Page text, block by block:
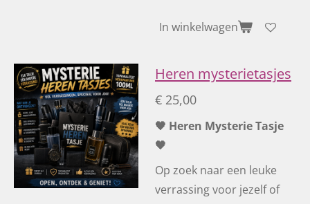
In winkelwagen
Heren mysterietasjes
€ 25,00
🖤 Heren Mysterie Tasje
🖤
Op zoek naar een leuke
verrassing voor jezelf of